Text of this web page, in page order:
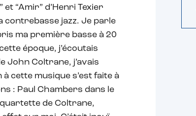
“Amir” d’Henri Texier
contrebasse jazz. Je parle
ma première basse à 20
époque, j’écoutais
John Coltrane, j’avais
cette musique s’est faite à
: Paul Chambers dans le
de Coltrane,